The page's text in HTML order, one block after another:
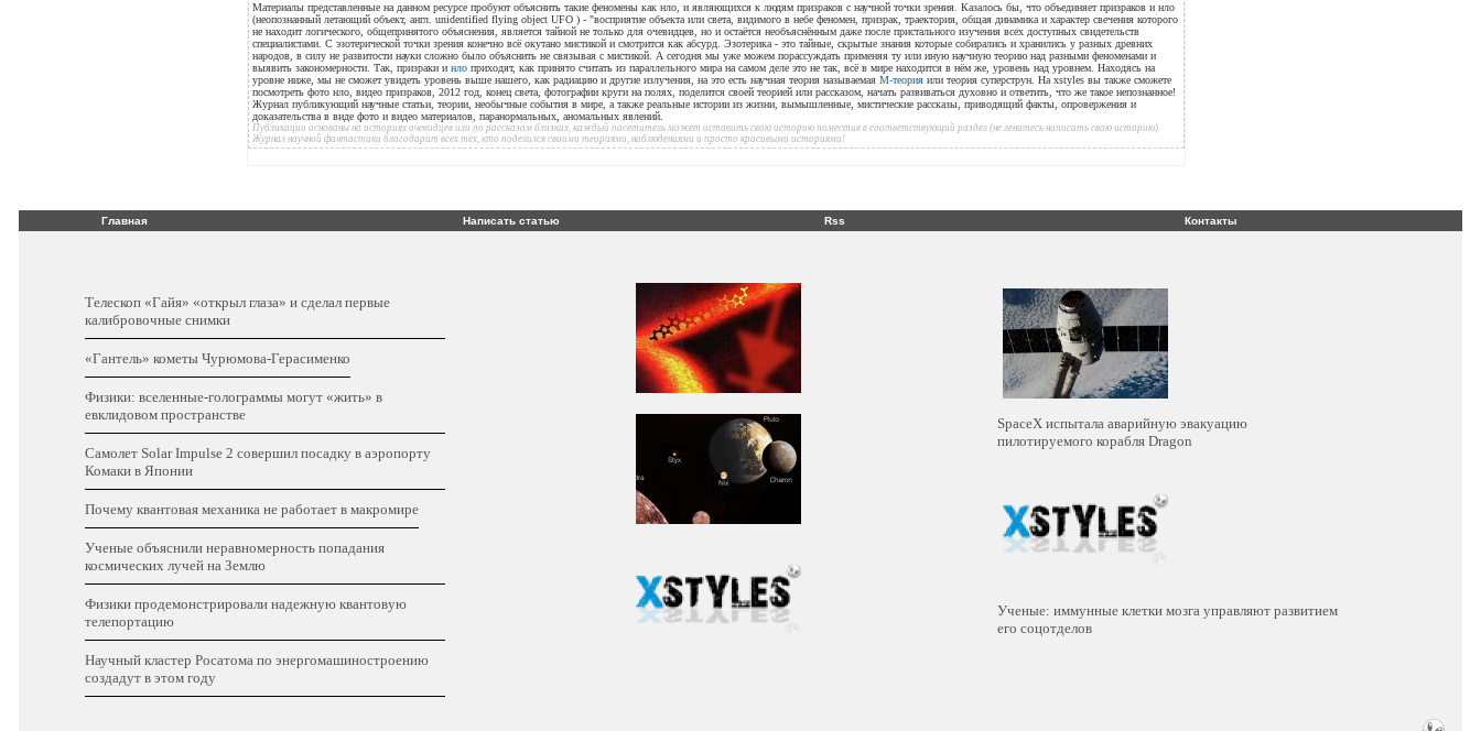
Материалы представленные на данном ресурсе пробуют объяснить такие феномены как нло, и являющихся к людям призраков с научной точки зрения. Казалось бы, что объединяет призраков и нло
(неопознанный летающий объект, англ. unidentified flying object UFO ) - "восприятие объекта или света, видимого в небе феномен, призрак, траектория, общая динамика и характер свечения которого
не находит логического, общепринятого объяснения, является тайной не только для очевидцев, но и остаётся необъяснённым даже после пристального изучения всех доступных свидетельств
специалистами. С эзотерической точки зрения конечно всё окутано мистикой и смотрится как абсурд. Эзотерика - это тайные, скрытые знания которые собирались и хранились у разных древних
народов, в силу не развитости науки сложно было объяснить не связывая с мистикой. А сегодня мы уже можем порассуждать применяя ту или иную научную теорию над разными феноменами и
выявить закономерности. Так, призраки инло приходят, как принято считать из параллельного мира на самом деле это не так, всё в мире находится в нём же, уровень над уровнем. Находясь на
уровне ниже, мы не сможет увидеть уровень выше нашего, как радиацию и другие излучения, на это есть научная теория называемаяМ-теория или теория суперструн. На xstyles вы также сможете
посмотреть фото нло, видео призраков, 2012 год, конец света, фотографии круги на полях, поделится своей теорией или рассказом, начать развиваться духовно и ответить, что же такое непознанное!
Журнал публикующий научные статьи, теории, необычные события в мире, а также реальные истории из жизни, вымышленные, мистические рассказы, приводящий факты, опровержения и
доказательства в виде фото и видео материалов, паранормальных, аномальных явлений.
Публикации основаны на историях очевидцев или по рассказам близких, каждый посетитель может оставить свою историю поместив в соответствующий раздел (не ленитесь написать свою историю).
Журнал научной фантастики благодарит всех тех, кто поделился своими теориями, наблюдениями и просто красивыми историями!
Главная Написать статью Rss Контакты
Телескоп «Гайя» «открыл глаза» и сделал первые
калибровочные снимки
«Гантель» кометы Чурюмова-Герасименко
Физики: вселенные-голограммы могут «жить» в
евклидовом пространстве
Самолет Solar Impulse 2 совершил посадку в аэропорту
Комаки в Японии
Почему квантовая механика не работает в макромире
Ученые объяснили неравномерность попадания
космических лучей на Землю
Физики продемонстрировали надежную квантовую
телепортацию
Научный кластер Росатома по энергомашиностроению
создадут в этом году
SpaceХ испытала аварийную эвакуацию
пилотируемого корабля Dragon
Ученые: иммунные клетки мозга управляют развитием
его соцотделов